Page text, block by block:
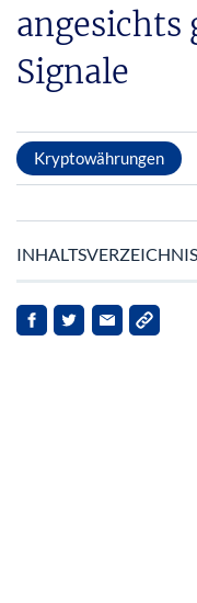
angesichts
Signale
Kryptowährungen
INHALTSVERZEICHNIS
Aktuelle